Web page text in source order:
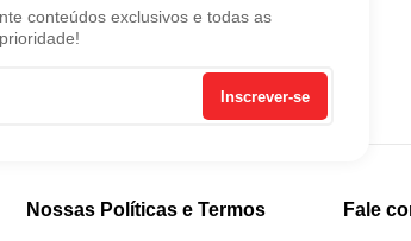
conteúdos exclusivos e todas as
Inscrever-se
Nossas Políticas e Termos Fale